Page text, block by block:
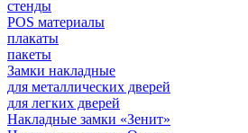
стенды
POS материалы
плакаты
пакеты
Замки накладные
для металлических дверей
для легких дверей
Накладные замки «Зенит»